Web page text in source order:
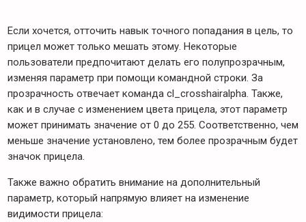
Если хочется, отточить навык точного попадания в цель, то
прицел может только мешать этому. Некоторые
пользователи предпочитают делать его полупрозрачным,
изменяя параметр при помощи командной строки. За
прозрачность отвечает команда cl_crosshairalpha. Также,
как и в случае с изменением цвета прицела, этот параметр
может принимать значение от 0 до 255. Соответственно, чем
меньше значение установлено, тем более прозрачным будет
значок прицела.
Также важно обратить внимание на дополнительный
параметр, который напрямую влияет на изменение
видимости прицела: